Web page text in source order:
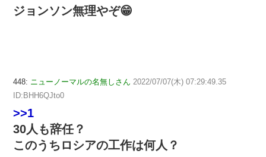
ジョンソン無理やぞ😁
448: ニューノーマルの名無しさん 2022/07/07(木) 07:29:49.35
ID:BHH6QJto0
>>1
30人も辞任？
このうちロシアの工作は何人？